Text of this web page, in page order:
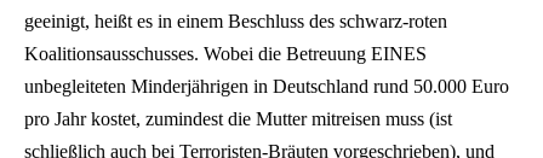
geeinigt, heißt es in einem Beschluss des schwarz-roten
Koalitionsausschusses. Wobei die Betreuung EINES
unbegleiteten Minderjährigen in Deutschland rund 50.000 Euro
pro Jahr kostet, zumindest die Mutter mitreisen muss (ist
schließlich auch bei Terroristen-Bräuten vorgeschrieben), und